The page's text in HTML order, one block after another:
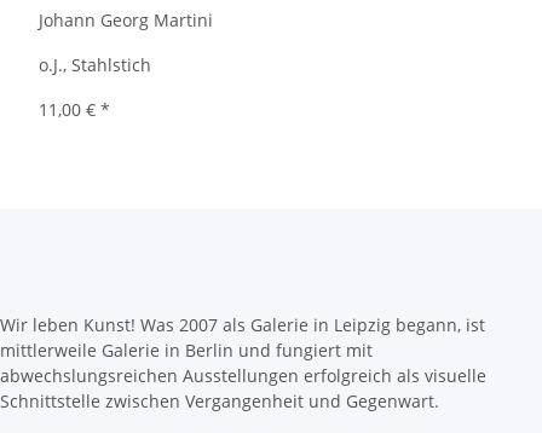
Johann Georg Martini
o.J., Stahlstich
11,00 € *
Wir leben Kunst! Was 2007 als Galerie in Leipzig begann, ist
mittlerweile Galerie in Berlin und fungiert mit
abwechslungsreichen Ausstellungen erfolgreich als visuelle
Schnittstelle zwischen Vergangenheit und Gegenwart.